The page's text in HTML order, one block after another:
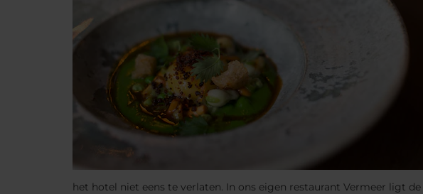
het hotel niet eens te verlaten. In ons eigen restaurant Vermeer ligt